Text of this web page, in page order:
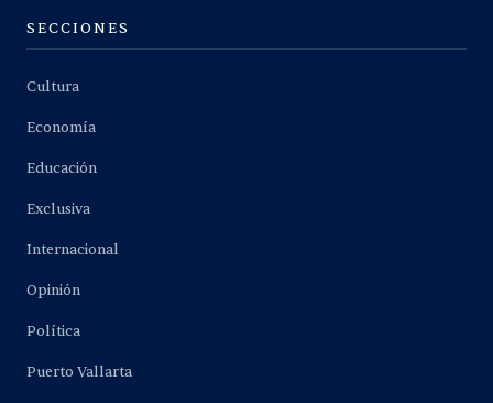
SECCIONES
Cultura
Economía
Educación
Exclusiva
Internacional
Opinión
Política
Puerto Vallarta